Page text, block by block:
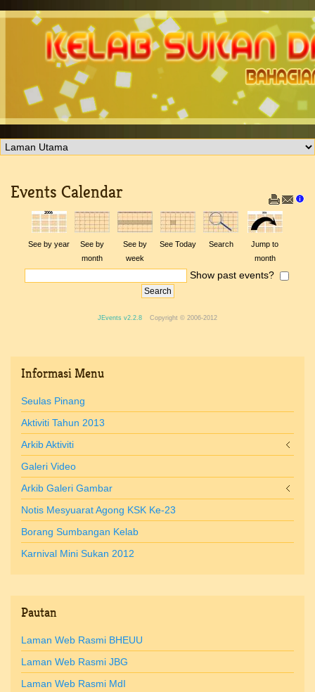
Events Calendar
See by year
See by
month
See by
week
See Today Search
Jump to
month
Show past events?
JEvents v2.2.8 Copyright © 2006-2012
InformasiMenu
Seulas Pinang
Aktiviti Tahun 2013
Arkib Aktiviti
Galeri Video
Arkib Galeri Gambar
Notis Mesyuarat Agong KSK Ke-23
Borang Sumbangan Kelab
Karnival Mini Sukan 2012
Pautan
Laman Web Rasmi BHEUU
Laman Web Rasmi JBG
Laman Web Rasmi MdI